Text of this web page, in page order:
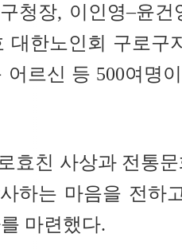
청장, 이인영–윤
대한노인회 구로구
어르신 등 500여명
효친 사상과 전통
하는 마음을 전하
마련했다.